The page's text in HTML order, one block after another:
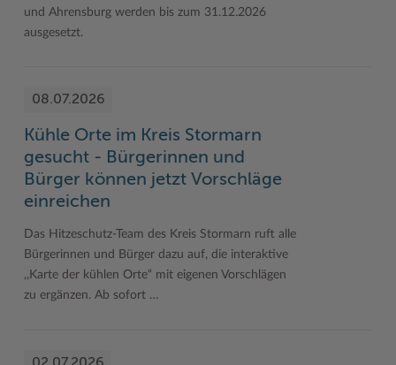
und Ahrensburg werden bis zum 31.12.2026
ausgesetzt.
08.07.2026
Kühle Orte im Kreis Stormarn
gesucht - Bürgerinnen und
Bürger können jetzt Vorschläge
einreichen
Das Hitzeschutz-Team des Kreis Stormarn ruft alle
Bürgerinnen und Bürger dazu auf, die interaktive
,,Karte der kühlen Orte“ mit eigenen Vorschlägen
zu ergänzen. Ab sofort …